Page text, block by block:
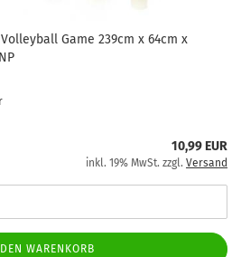
Game 239cm x 64cm x
10,99 EUR
inkl. 19% MwSt. zzgl. Versand
DEN WARENKORB